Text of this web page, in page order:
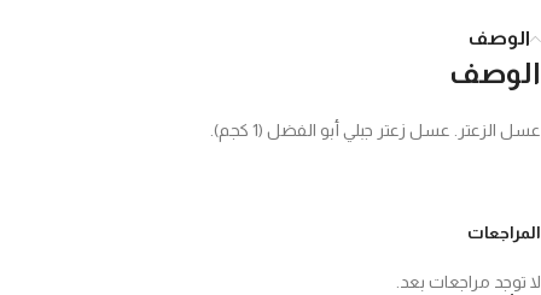
الوصف
الوصف
عسل الزعتر. عسل زعتر جبلي أبو الفضل (1 كجم).
المراجعات
لا توجد مراجعات بعد.